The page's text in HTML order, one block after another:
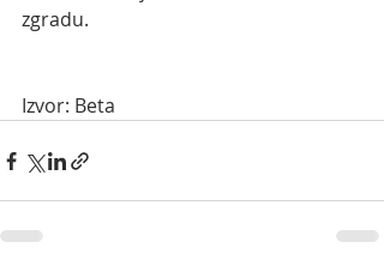
zgradu.
Izvor: Beta